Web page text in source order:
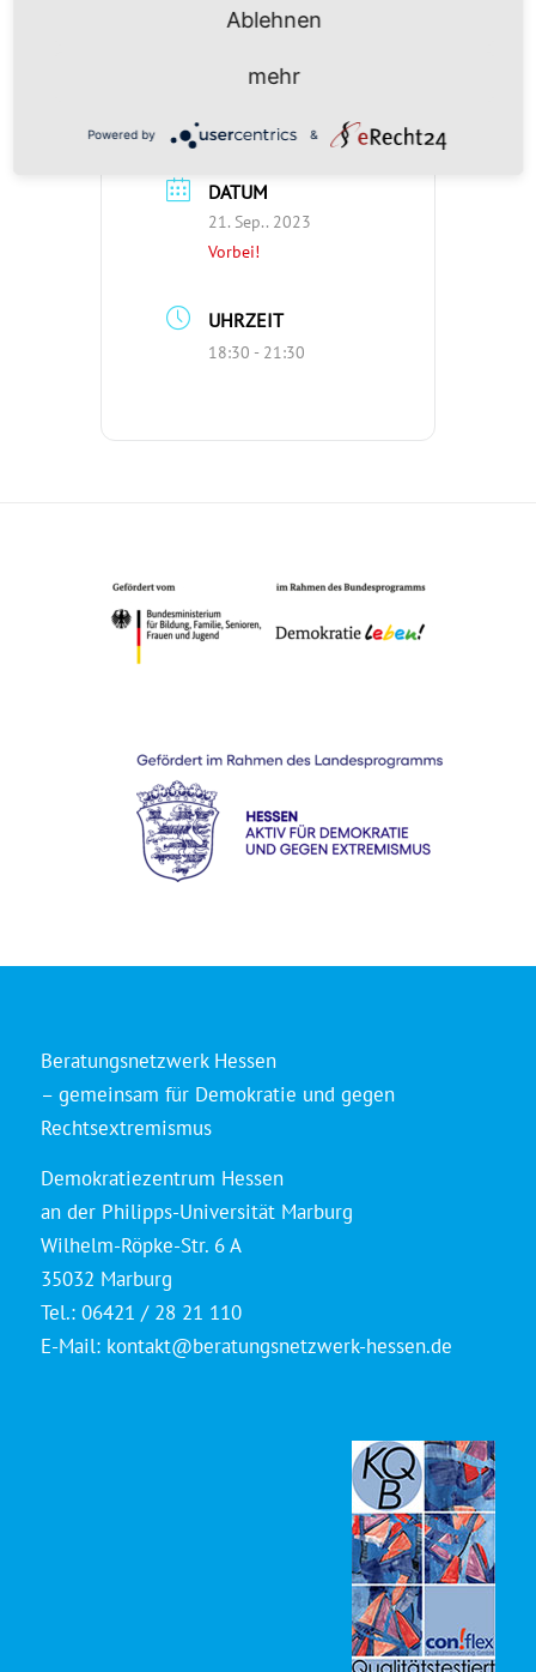
rlp.de/termin/3668/
DATUM
21. Sep.. 2023
Vorbei!
UHRZEIT
18:30 - 21:30
Beratungsnetzwerk Hessen
– gemeinsam für Demokratie und gegen
Rechtsextremismus
Demokratiezentrum Hessen
an der Philipps-Universität Marburg
Wilhelm-Röpke-Str. 6 A
35032 Marburg
Tel.: 06421 / 28 21 110
E-Mail: kontakt@beratungsnetzwerk-hessen.de
Ablehnen
mehr
Powered by &